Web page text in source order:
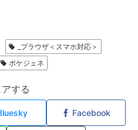
_ブラウザ＜スマホ対応＞
ポケジェネ
する
Facebook